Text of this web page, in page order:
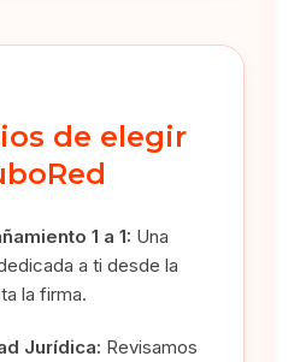
de elegir
1 a 1: Una
a ti desde la
la firma.
Jurídica: Revisamos